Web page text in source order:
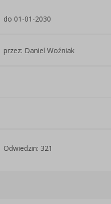
do 01-01-2030
przez: Daniel Woźniak
Odwiedzin: 321